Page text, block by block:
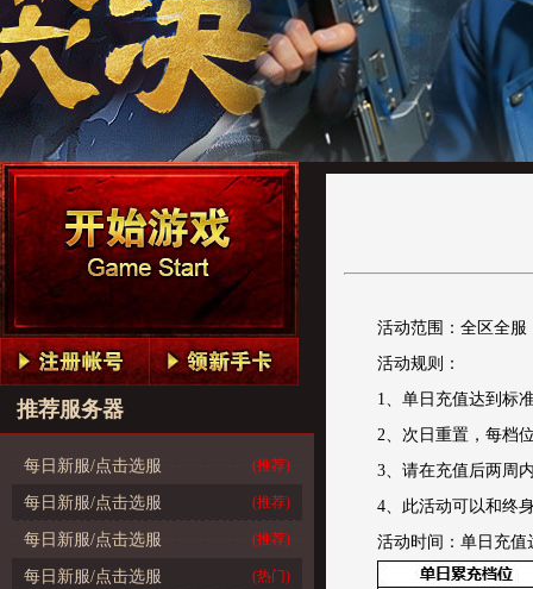
推荐服务器
每日新服/点击选服 (推荐)
每日新服/点击选服 (推荐)
每日新服/点击选服 (推荐)
每日新服/点击选服 (热门)
活动范围：全区全服
活动规则：
1、单日充值达到标
2、次日重置，每档
3、请在充值后两周
4、此活动可以和终
活动时间：单日充